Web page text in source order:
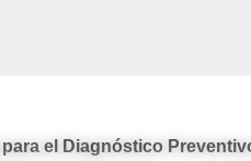
el Diagnóstico